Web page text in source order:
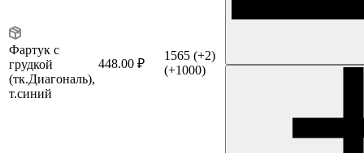
Фартук с
грудкой
(тк.Диагональ),
т.синий
448.00 ₽
1565 (+2)
(+1000)